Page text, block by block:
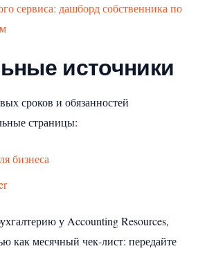
сервиса: дашборд собственника по
источники
сроков и обязанностей
страницы:
бизнеса
у Accounting Resources,
как месячный чек-лист: передайте